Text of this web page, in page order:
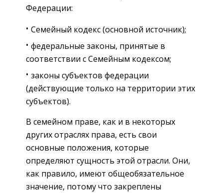
Федерации:
Семейный кодекс (основной источник);
федеральные законы, принятые в
соответствии с Семейным кодексом;
законы субъектов федерации
(действующие только на территории этих
субъектов).
В семейном праве, как и в некоторых
других отраслях права, есть свои
основные положения, которые
определяют сущность этой отрасли. Они,
как правило, имеют общеобязательное
значение, потому что закреплены